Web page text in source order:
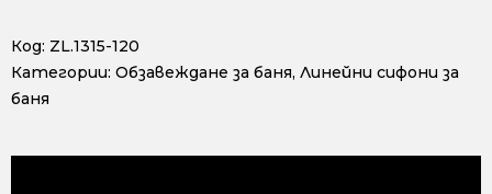
Код: ZL.1315-120
Категории: Обзавеждане за баня, Линейни сифони за
баня